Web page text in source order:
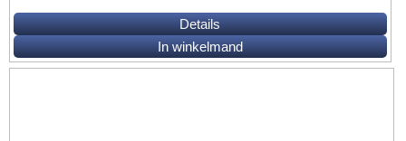
Details
In winkelmand